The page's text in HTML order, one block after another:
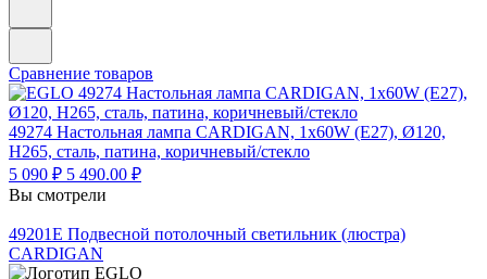
Сравнение товаров
49274 Настольная лампа CARDIGAN, 1x60W (E27), Ø120,
H265, сталь, патина, коричневый/стекло
5 090 ₽ 5 490.00 ₽
Вы смотрели
49201E Подвесной потолочный светильник (люстра)
CARDIGAN